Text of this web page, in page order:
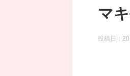
マ
投稿日：